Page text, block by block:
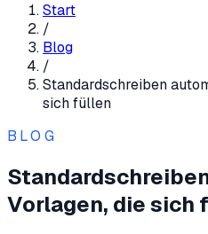
Start
/
Blog
/
Standardschreiben
sich füllen
BLOG
Vorlagen, die sich